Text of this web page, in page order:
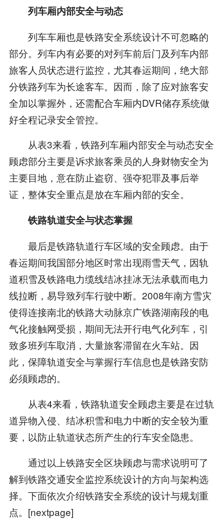
列车厢内部安全与动态
列车车厢也是铁路安全系统设计不可忽略的
部分。列车内有必要的对列车前后门及列车内部
旅客人员状态进行监控，尤其春运期间，绝大部
分铁路列车为长途客车。因而，除了应对旅客安
全加以掌握外，还需配合车厢内DVR储存系统做
好全程记录安全管控。
从表3来看，铁路列车厢内部安全与动态安全
顾虑部分主要是诉求旅客乘员的人身财物安全为
主要目地，意在防止盗窃、强夺犯罪及事后举
证，整体安全重点是放在车厢内部的安全。
铁路轨道安全与状态掌握
最后是铁路轨道行车区域的安全顾虑。由于
春运期间我国部分地区时常出现雨雪天气，因轨
道积雪及铁路电力缆线结冰挂冰无法承载而电力
线拉断，易导致列车行驶中断。2008年南方雪灾
使得连接南北的铁路大动脉京广铁路湖南段的电
气化接触网受损，期间无法开行电气化列车，引
致多班列车取消，大量旅客滞留在火车站。因
此，保障轨道安全与掌握行车信息也是铁路安防
必须顾虑的。
从表4来看，铁路轨道安全顾虑主要是在过轨
道异物入侵、结冰积雪和电力中断的安全较为重
要，以防止轨道状态所产生的行车安全隐患。
通过以上铁路安全区块顾虑与需求说明可了
解到铁路交通安全监控系统设计的方向与架构选
择。下面依次介绍铁路安全系统的设计与规划重
点。[nextpage]